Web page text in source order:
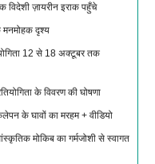
ज़ायरीन इराक पहुँचे
मनमोहक दृश्य
12 से 18 अक्टूबर तक
के विवरण की घोषणा
के घावों का मरहम + वीडियो
मोकिब का गर्मजोशी से स्वागत